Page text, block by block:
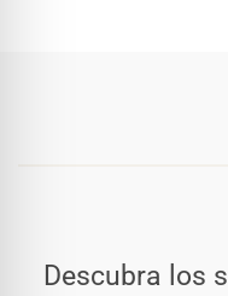
Descubra los